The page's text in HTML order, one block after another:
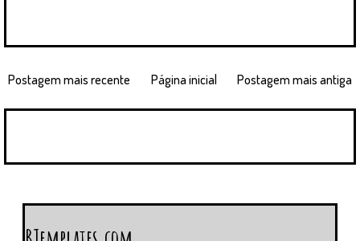
Postagem mais recente Postagem mais antiga
Página inicial